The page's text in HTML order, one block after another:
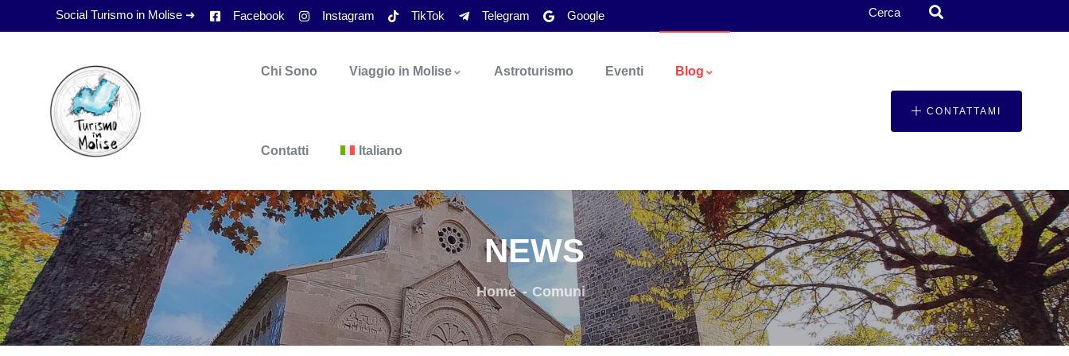
Social Turismo in Molise ➜ Facebook Instagram TikTok Telegram Google Cerca
Chi Sono Viaggio in Molise Astroturismo Eventi Blog
Contatti Italiano
CONTATTAMI
NEWS
Home Comuni